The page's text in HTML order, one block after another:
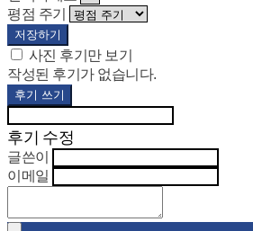
평점 주기
저장하기
사진 후기만 보기
작성된 후기가 없습니다.
후기 쓰기
후기 수정
글쓴이
이메일